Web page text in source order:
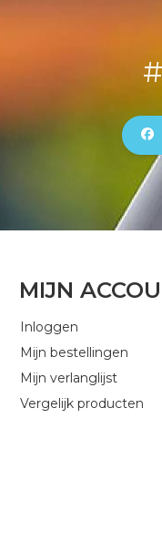
MIJN
Inloggen
Mijn bestellingen
Mijn verlanglijst
Vergelijk producten